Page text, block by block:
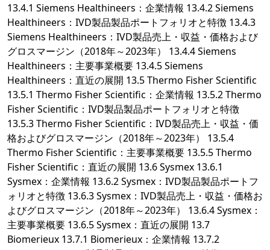
13.4.1 Siemens Healthineers：企業情報 13.4.2 Siemens
Healthineers：IVD製品製品ポートフォリオと特徴 13.4.3
Siemens Healthineers：IVD製品売上・収益・価格および
グロスマージン（2018年～2023年） 13.4.4 Siemens
Healthineers：主要事業概要 13.4.5 Siemens
Healthineers：直近の展開 13.5 Thermo Fisher Scientific
13.5.1 Thermo Fisher Scientific：企業情報 13.5.2 Thermo
Fisher Scientific：IVD製品製品ポートフォリオと特徴
13.5.3 Thermo Fisher Scientific：IVD製品売上・収益・価
格およびグロスマージン（2018年～2023年） 13.5.4
Thermo Fisher Scientific：主要事業概要 13.5.5 Thermo
Fisher Scientific：直近の展開 13.6 Sysmex 13.6.1
Sysmex：企業情報 13.6.2 Sysmex：IVD製品製品ポートフ
ォリオと特徴 13.6.3 Sysmex：IVD製品売上・収益・価格お
よびグロスマージン（2018年～2023年） 13.6.4 Sysmex：
主要事業概要 13.6.5 Sysmex：直近の展開 13.7
Biomerieux 13.7.1 Biomerieux：企業情報 13.7.2